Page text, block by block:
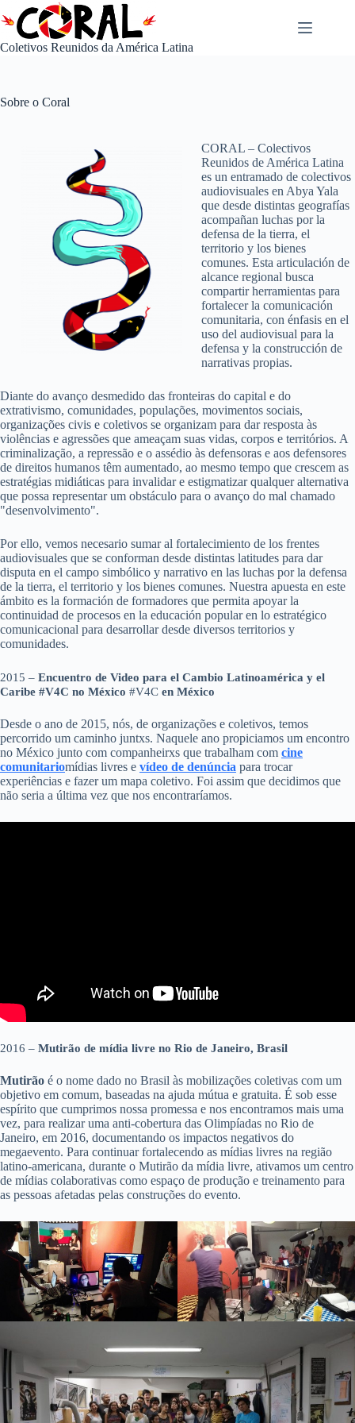
para
conteúdo
Coletivos Reunidos da América Latina
Sobre o Coral
CORAL – Colectivos
Reunidos de América Latina
es un entramado de colectivos
audiovisuales en Abya Yala
que desde distintas geografías
acompañan luchas por la
defensa de la tierra, el
territorio y los bienes
comunes. Esta articulación de
alcance regional busca
compartir herramientas para
fortalecer la comunicación
comunitaria, con énfasis en el
uso del audiovisual para la
defensa y la construcción de
narrativas propias.
Diante do avanço desmedido das fronteiras do capital e do
extrativismo, comunidades, populações, movimentos sociais,
organizações civis e coletivos se organizam para dar resposta às
violências e agressões que ameaçam suas vidas, corpos e territórios. A
criminalização, a repressão e o assédio às defensoras e aos defensores
de direitos humanos têm aumentado, ao mesmo tempo que crescem as
estratégias midiáticas para invalidar e estigmatizar qualquer alternativa
que possa representar um obstáculo para o avanço do mal chamado
"desenvolvimento".
Por ello, vemos necesario sumar al fortalecimiento de los frentes
audiovisuales que se conforman desde distintas latitudes para dar
disputa en el campo simbólico y narrativo en las luchas por la defensa
de la tierra, el territorio y los bienes comunes. Nuestra apuesta en este
ámbito es la formación de formadores que permita apoyar la
continuidad de procesos en la educación popular en lo estratégico
comunicacional para desarrollar desde diversos territorios y
comunidades.
2015 – Encuentro de Video para el Cambio Latinoamérica y el
Caribe #V4C no México #V4C en México
Desde o ano de 2015, nós, de organizações e coletivos, temos
percorrido um caminho juntxs. Naquele ano propiciamos um encontro
no México junto com companheirxs que trabalham com cine
comunitariomídias livres e vídeo de denúncia para trocar
experiências e fazer um mapa coletivo. Foi assim que decidimos que
não seria a última vez que nos encontraríamos.
2016 – Mutirão de mídia livre no Rio de Janeiro, Brasil
Mutirão é o nome dado no Brasil às mobilizações coletivas com um
objetivo em comum, baseadas na ajuda mútua e gratuita. É sob esse
espírito que cumprimos nossa promessa e nos encontramos mais uma
vez, para realizar uma anti-cobertura das Olimpíadas no Rio de
Janeiro, em 2016, documentando os impactos negativos do
megaevento. Para continuar fortalecendo as mídias livres na região
latino-americana, durante o Mutirão da mídia livre, ativamos um centro
de mídias colaborativas como espaço de produção e treinamento para
as pessoas afetadas pelas construções do evento.